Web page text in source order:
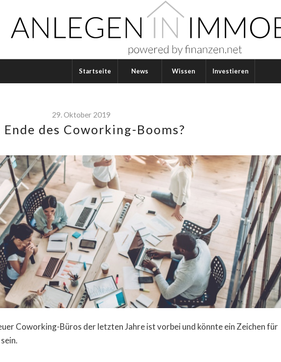
Startseite News Wissen Investieren
29. Oktober 2019
Ende des Coworking-Booms?
Coworking-Büros der letzten Jahre ist vorbei und könnte ein Zeichen für